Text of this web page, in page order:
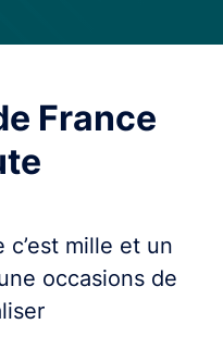
France
c’est mille et un
occasions de